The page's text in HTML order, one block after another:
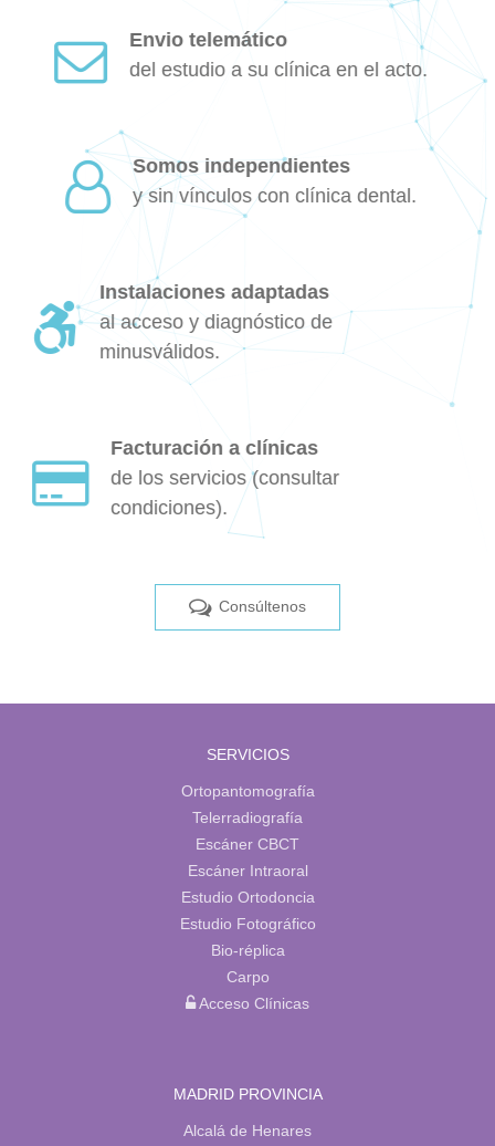
Envio telemático
del estudio a su clínica en el acto.
Somos independientes
y sin vínculos con clínica dental.
Instalaciones adaptadas
al acceso y diagnóstico de
minusválidos.
Facturación a clínicas
de los servicios (consultar
condiciones).
Consúltenos
SERVICIOS
Ortopantomografía
Telerradiografía
Escáner CBCT
Escáner Intraoral
Estudio Ortodoncia
Estudio Fotográfico
Bio-réplica
Carpo
Acceso Clínicas
MADRID PROVINCIA
Alcalá de Henares